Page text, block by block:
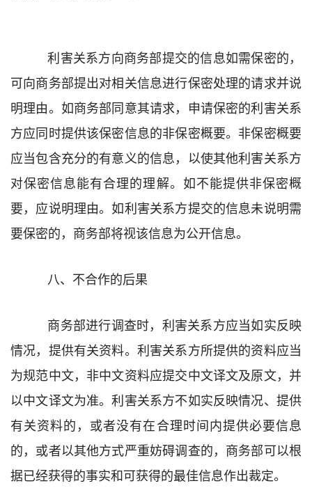
利害关系方向商务部提交的信息如需保密的，
可向商务部提出对相关信息进行保密处理的请求并说
明理由。如商务部同意其请求，申请保密的利害关系
方应同时提供该保密信息的非保密概要。非保密概要
应当包含充分的有意义的信息，以使其他利害关系方
对保密信息能有合理的理解。如不能提供非保密概
要，应说明理由。如利害关系方提交的信息未说明需
要保密的，商务部将视该信息为公开信息。
八、不合作的后果
商务部进行调查时，利害关系方应当如实反映
情况，提供有关资料。 利害关系方所提供的资料应当
为规范中文，非中文资料应提交中文译文及原文，并
以中文译文为准。利害关系方不如实反映情况、提供
有关资料的，或者没有在合理时间内提供必要信息
的，或者以其他方式严重妨碍调查的，商务部可以根
据已经获得的事实和可获得的最佳信息作出裁定。